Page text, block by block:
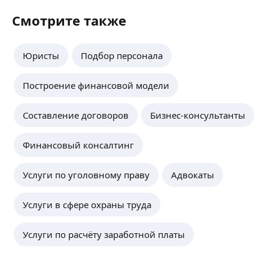
Смотрите также
Юристы Подбор персонала
Построение финансовой модели
Составление договоров Бизнес-консультанты
Финансовый консалтинг
Услуги по уголовному праву Адвокаты
Услуги в сфере охраны труда
Услуги по расчёту заработной платы